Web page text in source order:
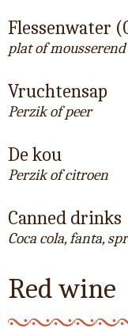
Flessenwater
plat of
Vruchtensap
Perzik of peer
De kou
Perzik of citroen
Canned drinks
Coca cola, fanta,
Red wine